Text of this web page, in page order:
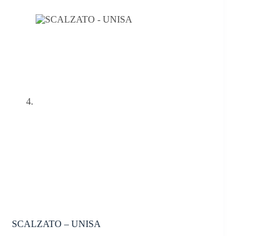
SCALZATO – UNISA